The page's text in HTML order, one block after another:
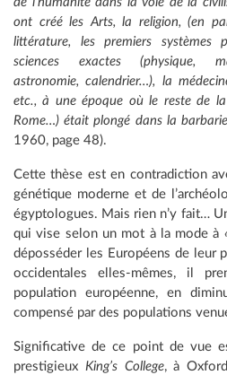
ont créé les Arts, la religion, (en
littérature, les premiers systèmes
sciences exactes (physique,
astronomie, calendrier…), la
etc., à une époque où le reste de la
Rome…) était plongé dans la
1960, page 48).
Cette thèse est en contradiction
génétique moderne et de
égyptologues. Mais rien n’y fait…
qui vise selon un mot à la mode à
déposséder les Européens de leur
occidentales elles-mêmes, il
population européenne, en
compensé par des populations
Significative de ce point de vue
prestigieux King’s College, à